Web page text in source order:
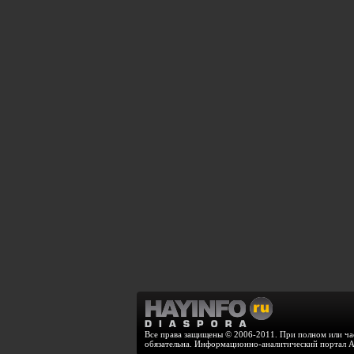
Все права защищены © 2006-2011. При полном или
обязательна. Информационно-аналитический портал